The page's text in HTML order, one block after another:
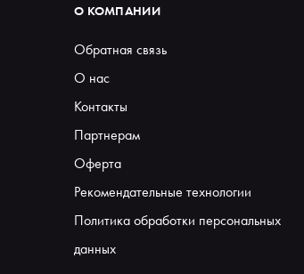
О КОМПАНИИ
Обратная связь
О нас
Контакты
Партнерам
Оферта
Рекомендательные технологии
Политика обработки персональных
данных